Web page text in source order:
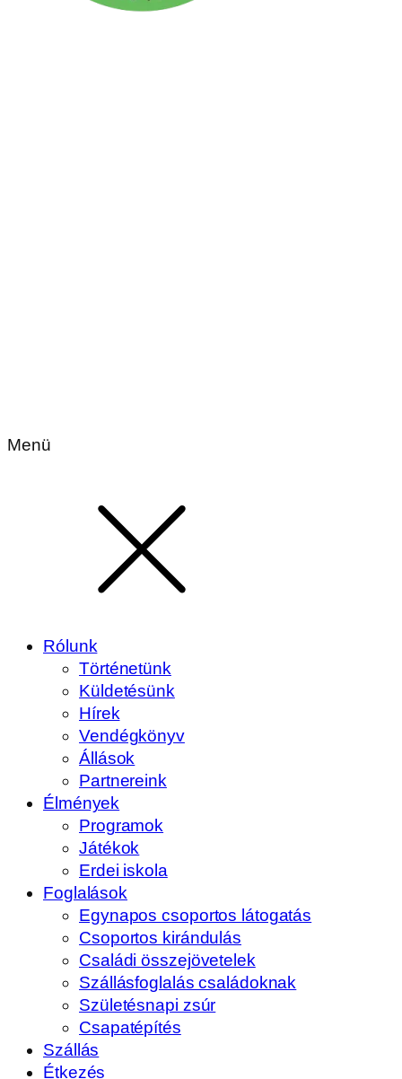
Menü
Rólunk
Történetünk
Küldetésünk
Hírek
Vendégkönyv
Állások
Partnereink
Élmények
Programok
Játékok
Erdei iskola
Foglalások
Egynapos csoportos látogatás
Csoportos kirándulás
Családi összejövetelek
Szállásfoglalás családoknak
Születésnapi zsúr
Csapatépítés
Szállás
Étkezés